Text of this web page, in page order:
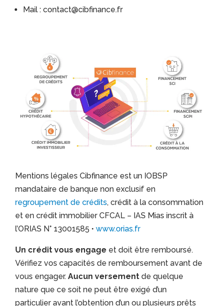
Mail : contact@cibfinance.fr
Mentions légales Cibfinance est un IOBSP
mandataire de banque non exclusif en
regroupement de crédits, crédit à la consommation
et en crédit immobilier CFCAL – IAS Mias inscrit à
l’ORIAS N° 13001585 •www.orias.fr
Un crédit vous engage et doit être remboursé.
Vérifiez vos capacités de remboursement avant de
vous engager.Aucun versement de quelque
nature que ce soit ne peut être exigé d’un
particulier avant l’obtention d’un ou plusieurs prêts